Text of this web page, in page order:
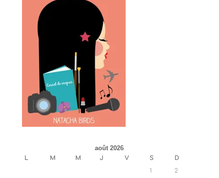
août 2026
L M M J V S
D
1
2